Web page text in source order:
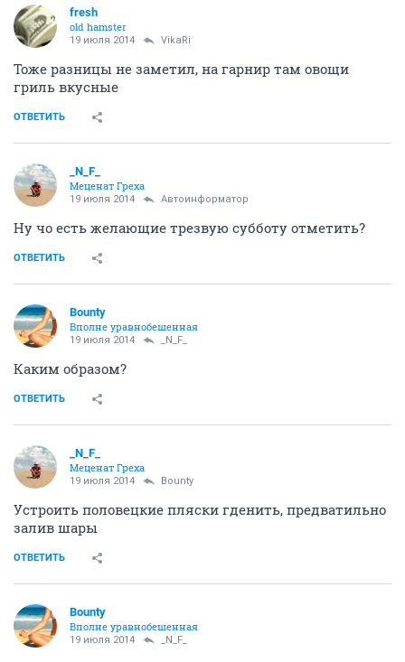
fresh
old hamster
19 июля 2014 VikaRi
Тоже разницы не заметил, на гарнир там овощи
гриль вкусные
ОТВЕТИТЬ
_N_F_
Меценат Греха
19 июля 2014 Автоинформатор
Ну чо есть желающие трезвую субботу отметить?
ОТВЕТИТЬ
Bounty
Вполне уравнобешенная
19 июля 2014 _N_F_
Каким образом?
ОТВЕТИТЬ
_N_F_
Меценат Греха
19 июля 2014 Bounty
Устроить половецкие пляски гденить, предватильно
залив шары
ОТВЕТИТЬ
Bounty
Вполне уравнобешенная
19 июля 2014 _N_F_